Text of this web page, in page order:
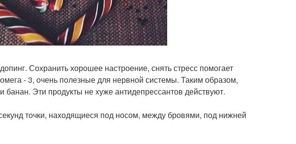
Сохранить хорошее настроение, снять стресс помогает
- 3, очень полезные для нервной системы. Таким образом,
Эти продукты не хуже антидепрессантов действуют.
точки, находящиеся под носом, между бровями, под нижней